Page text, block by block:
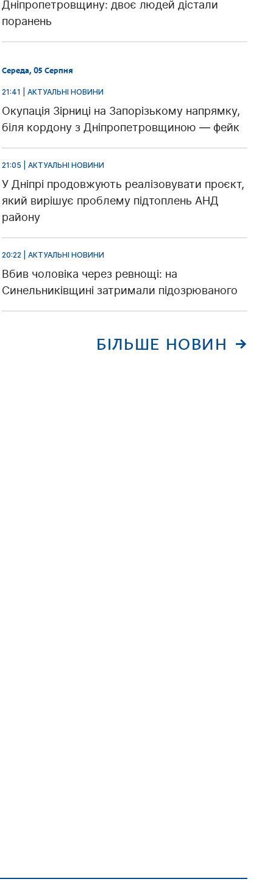
Дніпропетровщину: двоє людей дістали
поранень
Середа, 05 Серпня
21:41 | АКТУАЛЬНІ НОВИНИ
Окупація Зірниці на Запорізькому напрямку,
біля кордону з Дніпропетровщиною — фейк
21:05 | АКТУАЛЬНІ НОВИНИ
У Дніпрі продовжують реалізовувати проєкт,
який вирішує проблему підтоплень АНД
району
20:22 | АКТУАЛЬНІ НОВИНИ
Вбив чоловіка через ревнощі: на
Синельниківщині затримали підозрюваного
БІЛЬШЕ НОВИН